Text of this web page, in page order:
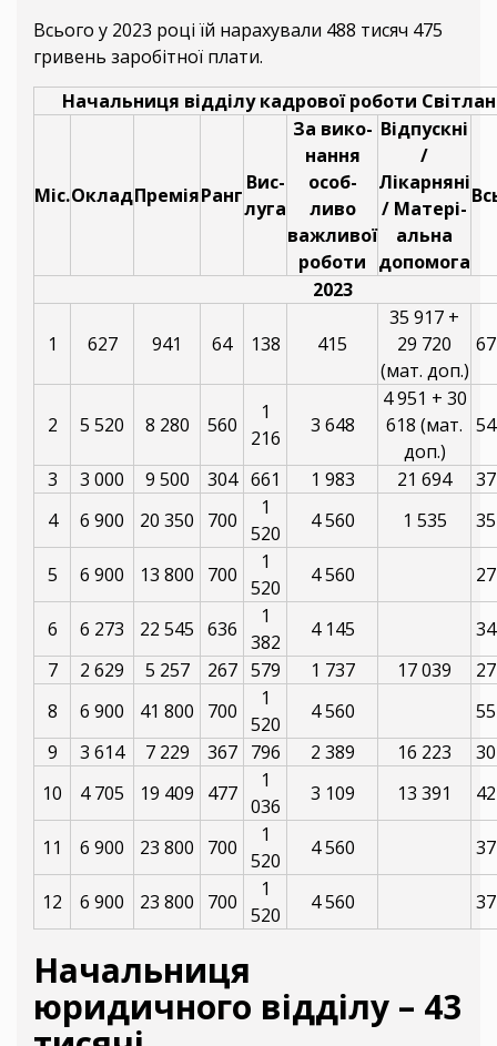
Всього у 2023 році їй нарахували 488 тисяч 475
гривень заробітної плати.
Начальниця відділу кадрової роботи
Міс.ОкладПреміяРанг
Вис-
луга
За вико-
нання
особ-
ливо
важливої
роботи
Відпускні
/
Лікарняні
/ Матері-
альна
допомога
2023
1 627 941 64 138 415
35 917 +
29 720
(мат. доп.)
2 5 520 8 280 560
1
216
3 648
4 951 + 30
618 (мат.
доп.)
3 3 000 9 500 304 661 1 983 21 694
4
6 900 20 350 700
1
520
4 560 1 535
5 6 900 13 800 700
1
520
4 560
6 6 273 22 545 636
1
382
4 145
7
2 629 5 257 267 579 1 737 17 039
8
6 900 41 800 700
1
520
4 560
9
3 614 7 229 367 796 2 389 16 223
10
4 705 19 409 477
1
036
3 109 13 391
11 6 900 23 800 700
1
520
4 560
12 6 900 23 800 700
1
520
4 560
Начальниця
юридичного відділу – 43